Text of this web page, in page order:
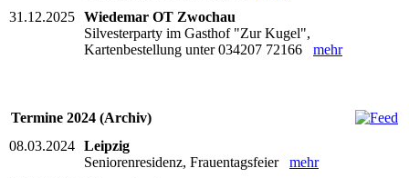
31.12.2025 Wiedemar OT Zwochau
Silvesterparty im Gasthof "Zur Kugel",
Kartenbestellung unter 034207 72166 mehr
Termine 2024 (Archiv)
08.03.2024 Leipzig
Seniorenresidenz, Frauentagsfeier mehr